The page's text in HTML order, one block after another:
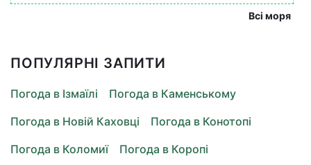
Всі моря
ПОПУЛЯРНІ ЗАПИТИ
Погода в Ізмаїлі
Погода в Каменському
Погода в Новій Каховці
Погода в Конотопі
Погода в Коломиї
Погода в Коропі